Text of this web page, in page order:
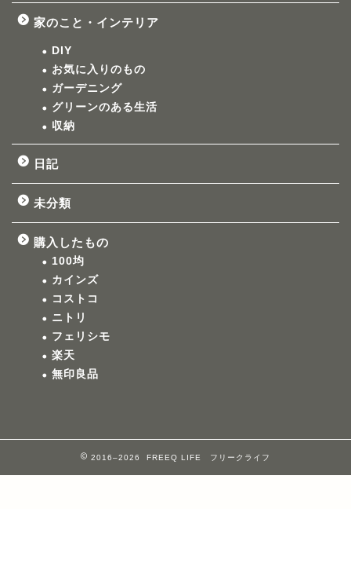
家のこと・インテリア
DIY
お気に入りのもの
ガーデニング
グリーンのある生活
収納
日記
未分類
購入したもの
100均
カインズ
コストコ
ニトリ
フェリシモ
楽天
無印良品
2016–2026 FREEQ LIFE フリークライフ